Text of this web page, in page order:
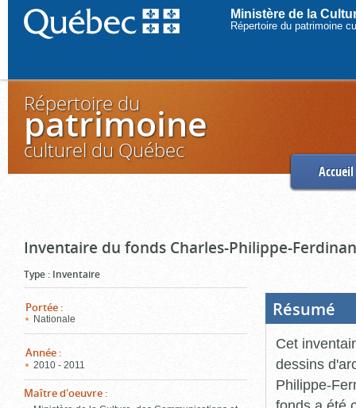
Ministère de la
Répertoire du patrimoine
Répertoire du
patrimoine
culturel du Québec
Accueil
Inventaire du fonds Charles-Philippe-
Type : Inventaire
Portée :
Nationale
Année :
2010 - 2011
Maître d'oeuvre :
Résumé
Cet
dessins
Philippe-